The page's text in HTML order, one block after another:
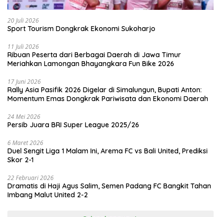
20 Juli 2026
Sport Tourism Dongkrak Ekonomi Sukoharjo
11 Juli 2026
Ribuan Peserta dari Berbagai Daerah di Jawa Timur
Meriahkan Lamongan Bhayangkara Fun Bike 2026
17 Juni 2026
Rally Asia Pasifik 2026 Digelar di Simalungun, Bupati Anton:
Momentum Emas Dongkrak Pariwisata dan Ekonomi Daerah
24 Mei 2026
Persib Juara BRI Super League 2025/26
6 Maret 2026
Duel Sengit Liga 1 Malam Ini, Arema FC vs Bali United, Prediksi
Skor 2-1
22 Februari 2026
Dramatis di Haji Agus Salim, Semen Padang FC Bangkit Tahan
Imbang Malut United 2-2